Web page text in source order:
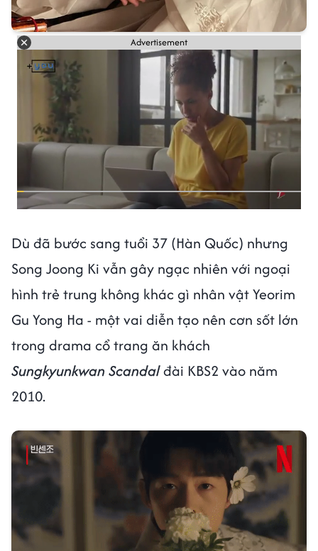
Advertisement
Dù đã bước sang tuổi 37 (Hàn Quốc) nhưng
Song Joong Ki vẫn gây ngạc nhiên với ngoại
hình trẻ trung không khác gì nhân vật Yeorim
Gu Yong Ha - một vai diễn tạo nên cơn sốt lớn
trong drama cổ trang ăn khách
Sungkyunkwan Scandalđài KBS2 vào năm
2010.